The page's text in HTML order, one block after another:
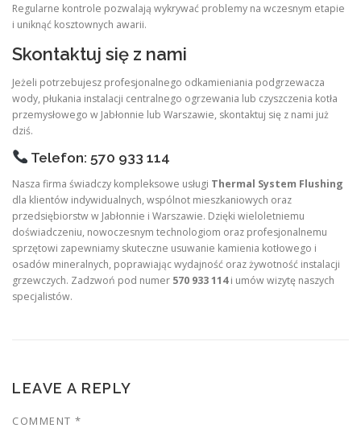
Regularne kontrole pozwalają wykrywać problemy na wczesnym etapie
i uniknąć kosztownych awarii.
Skontaktuj się z nami
Jeżeli potrzebujesz profesjonalnego odkamieniania podgrzewacza
wody, płukania instalacji centralnego ogrzewania lub czyszczenia kotła
przemysłowego w Jabłonnie lub Warszawie, skontaktuj się z nami już
dziś.
Telefon: 570 933 114
Nasza firma świadczy kompleksowe usługi Thermal System Flushing
dla klientów indywidualnych, wspólnot mieszkaniowych oraz
przedsiębiorstw w Jabłonnie i Warszawie. Dzięki wieloletniemu
doświadczeniu, nowoczesnym technologiom oraz profesjonalnemu
sprzętowi zapewniamy skuteczne usuwanie kamienia kotłowego i
osadów mineralnych, poprawiając wydajność oraz żywotność instalacji
grzewczych. Zadzwoń pod numer 570 933 114i umów wizytę naszych
specjalistów.
LEAVE A REPLY
COMMENT *